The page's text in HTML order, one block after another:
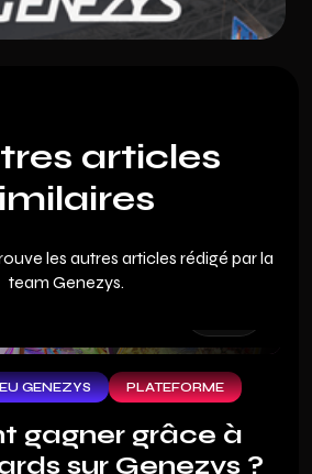
articles
les autres articles rédigé par la
team Genezys.
GENEZYS PLATEFORME
gagner grâce à
sur Genezys ?